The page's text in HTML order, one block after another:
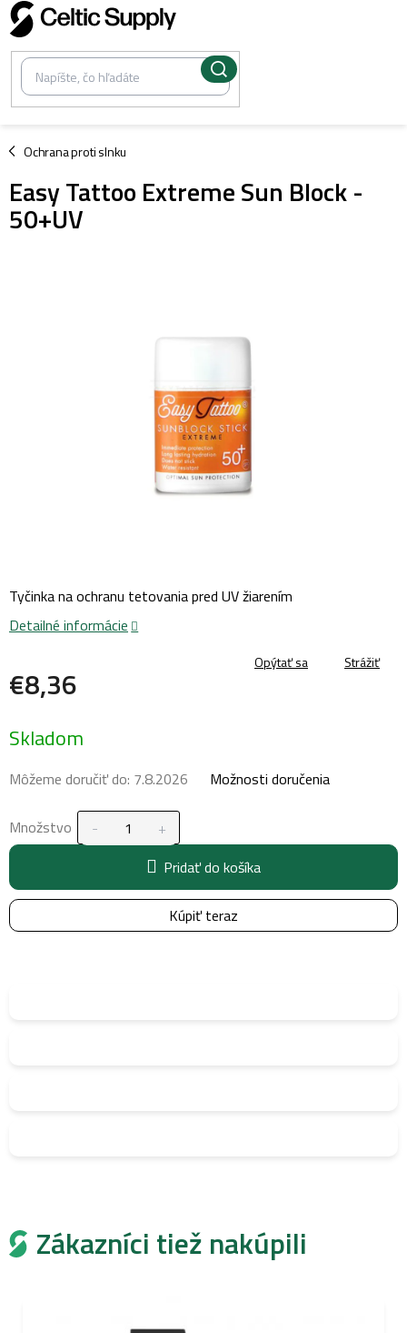
Prejsť
na
obsah
Ochrana proti slnku
/
Easy Tattoo Extreme Sun Block -
50+UV
€8,36
cena:
Skladom
Môžeme doručiť do: 7.8.2026 Možnosti doručenia
Množstvo
Pridať do košíka
Kúpiť teraz
Tyčinka na ochranu tetovania pred UV žiarením
Detailné informácie
Opýtať sa Strážiť
Zákazníci tiež nakúpili